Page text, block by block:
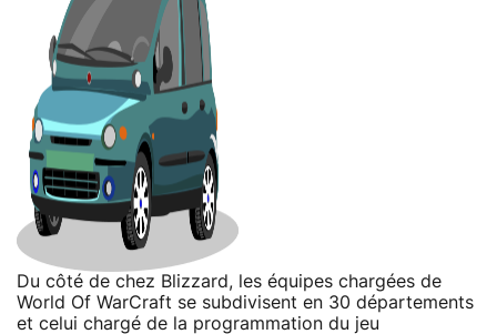
Du côté de chez Blizzard, les équipes chargées de
World Of WarCraft se subdivisent en 30 départements
et celui chargé de la programmation du jeu